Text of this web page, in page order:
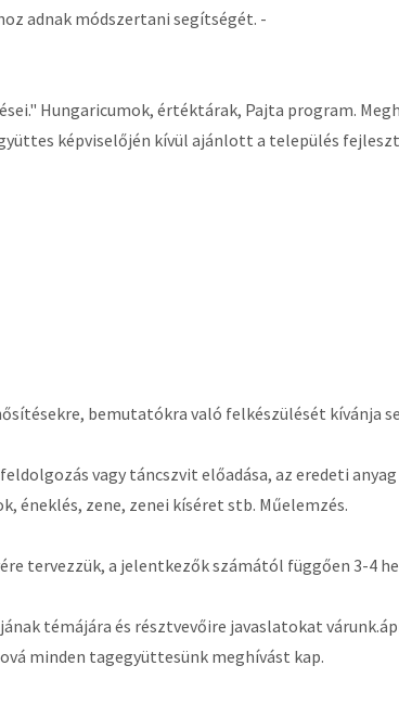
adnak módszertani segítségét. -
Hungaricumok, értéktárak, Pajta program.
képviselőjén kívül ajánlott a település
bemutatókra való felkészülését kívánja
vagy táncszvit előadása, az eredeti
éneklés, zene, zenei kíséret stb. Műelemzés.
tervezzük, a jelentkezők számától függően 3-4
témájára és résztvevőire javaslatokat
minden tagegyüttesünk meghívást kap.